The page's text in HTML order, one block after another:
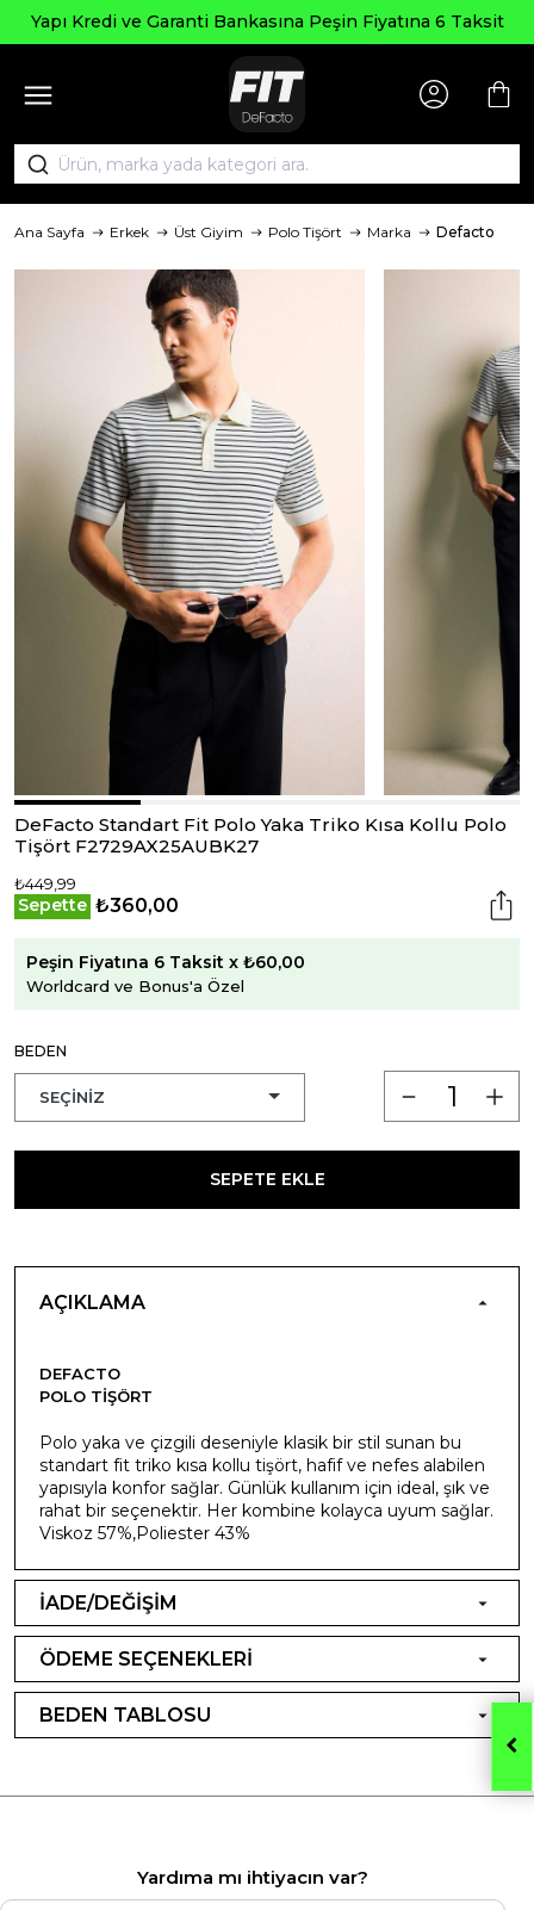
Yapı Kredi ve Garanti Bankasına Peşin Fiyatına 6 Taksit
Ana Sayfa Erkek Üst Giyim Polo Tişört Marka Defacto
DeFacto Standart Fit Polo Yaka Triko Kısa Kollu Polo
Tişört F2729AX25AUBK27
₺449,99
Sepette ₺360,00
Peşin Fiyatına 6 Taksit x ₺60,00
Worldcard ve Bonus'a Özel
BEDEN
SEPETE EKLE
AÇIKLAMA
DEFACTO
POLO TIŞÖRT
Polo yaka ve çizgili deseniyle klasik bir stil sunan bu
standart fit triko kısa kollu tişört, hafif ve nefes alabilen
yapısıyla konfor sağlar. Günlük kullanım için ideal, şık ve
rahat bir seçenektir. Her kombine kolayca uyum sağlar.
Viskoz 57%,Poliester 43%
İADE/DEĞİŞİM
ÖDEME SEÇENEKLERİ
BEDEN TABLOSU
Yardıma mı ihtiyacın var?